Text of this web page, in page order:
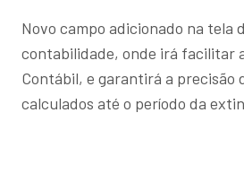
Novo campo adicionado na tela
contabilidade, onde irá facilitar
Contábil, e garantirá a precisão
calculados até o período da